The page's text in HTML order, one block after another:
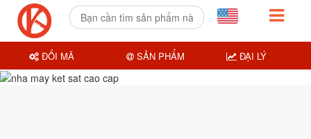
ĐỔI MÃ SẢN PHẨM ĐẠI LÝ